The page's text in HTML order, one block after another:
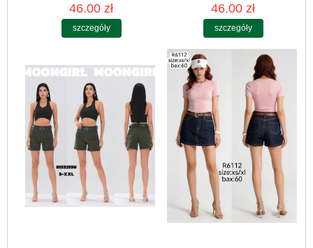
46.00 zł
szczegóły
46.00 zł
szczegóły